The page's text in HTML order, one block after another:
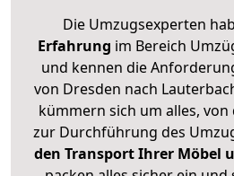
Die Umzugsexperten
Erfahrung im Bereich
und kennen die
von Dresden nach
kümmern sich um alles,
zur Durchführung des
den Transport Ihrer Möbel